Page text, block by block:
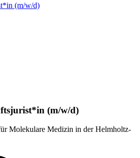
(m/w/d)
(m/w/d)
Molekulare Medizin in der Helmholtz-